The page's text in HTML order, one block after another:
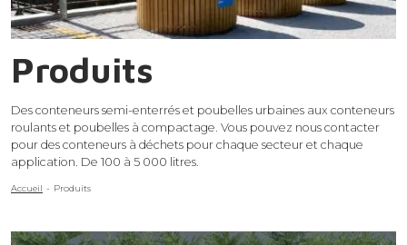
Produits
Des conteneurs semi-enterrés et poubelles urbaines aux conteneurs
roulants et poubelles à compactage. Vous pouvez nous contacter
pour des conteneurs à déchets pour chaque secteur et chaque
application. De 100 à 5 000 litres.
Fil
d'Ariane
Accueil Produits
Image